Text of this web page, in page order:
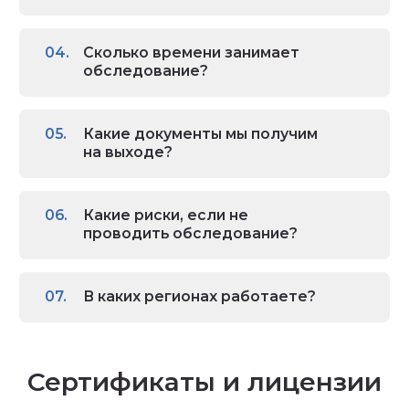
Сколько времени занимает
обследование?
Какие документы мы получим
на выходе?
Какие риски, если не
проводить обследование?
В каких регионах работаете?
Сертификаты и лицензии